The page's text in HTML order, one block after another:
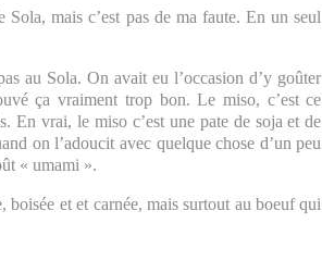
mais c’est pas de ma faute. En un seul
au Sola. On avait eu l’occasion d’y goûter
ça vraiment trop bon. Le miso, c’est ce
En vrai, le miso c’est une pate de soja et de
on l’adoucit avec quelque chose d’un peu
« umami ».
boisée et et carnée, mais surtout au boeuf qui